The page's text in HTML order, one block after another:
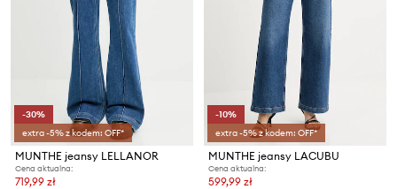
-30%
extra -5% z kodem: OFF*
MUNTHE jeansy LELLANOR
Cena aktualna:
719,99 zł
-10%
extra -5% z kodem: OFF*
MUNTHE jeansy LACUBU
Cena aktualna:
599,99 zł